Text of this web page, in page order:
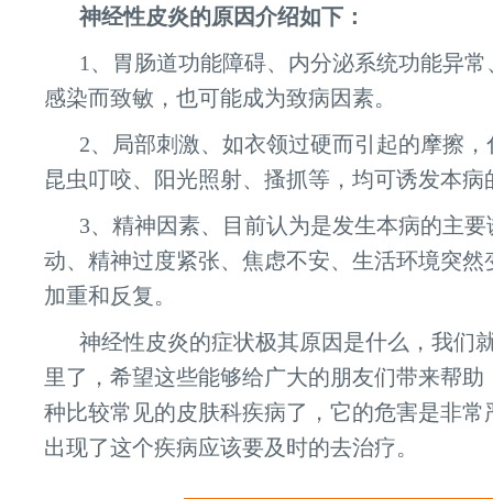
神经性皮炎的原因介绍如下：
1、胃肠道功能障碍、内分泌系统功能异
感染而致敏，也可能成为致病因素。
2、局部刺激、如衣领过硬而引起的摩擦
昆虫叮咬、阳光照射、搔抓等，均可诱发本病
3、精神因素、目前认为是发生本病的主
动、精神过度紧张、焦虑不安、生活环境突然
加重和反复。
神经性皮炎的症状极其原因是什么，我们
里了，希望这些能够给广大的朋友们带来帮助
种比较常见的皮肤科疾病了，它的危害是非常
出现了这个疾病应该要及时的去治疗。